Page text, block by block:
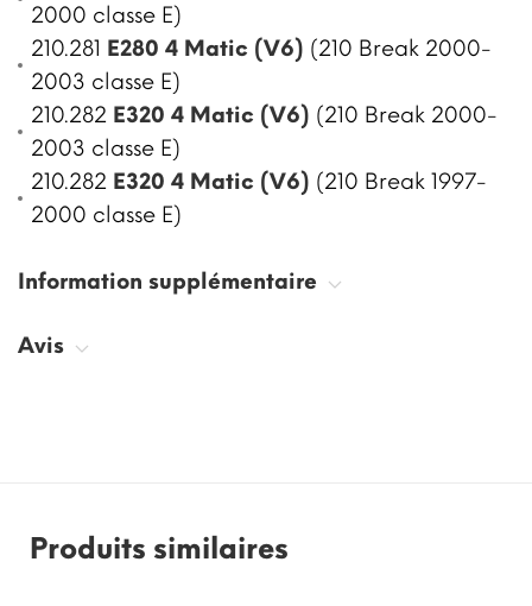
2000 classe E)
210.281 E280 4 Matic (V6) (210 Break 2000-
2003 classe E)
210.282 E320 4 Matic (V6) (210 Break 2000-
2003 classe E)
210.282 E320 4 Matic (V6) (210 Break 1997-
2000 classe E)
Information supplémentaire
Avis
Produits similaires